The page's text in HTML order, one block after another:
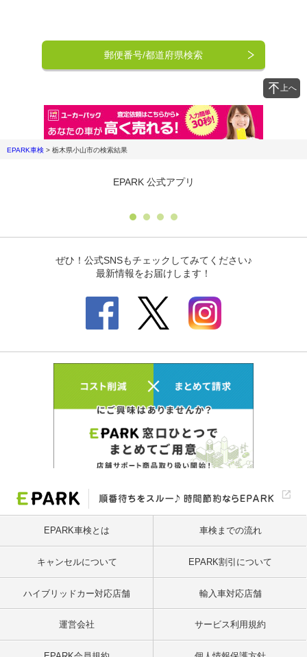
郵便番号/都道府県検索
上へ
EPARK車検 > 栃木県小山市の検索結果
EPARK車検とは 車検までの流れ
キャンセルについて EPARK割引について
ハイブリッドカー対応店舗 輸入車対応店舗
運営会社 サービス利用規約